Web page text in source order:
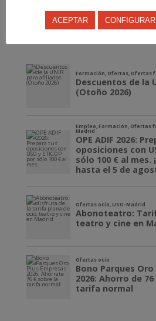
#DaElPasocon la #USO
ACEPTAR CONFIGURAR